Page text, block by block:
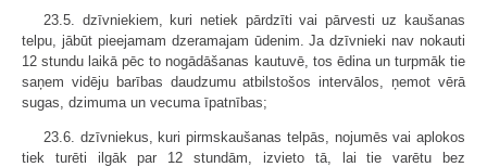
23.5. dzīvniekiem, kuri netiek pārdzīti vai pārvesti uz kaušanas
telpu, jābūt pieejamam dzeramajam ūdenim. Ja dzīvnieki nav nokauti
12 stundu laikā pēc to nogādāšanas kautuvē, tos ēdina un turpmāk tie
saņem vidēju barības daudzumu atbilstošos intervālos, ņemot vērā
sugas, dzimuma un vecuma īpatnības;
23.6. dzīvniekus, kuri pirmskaušanas telpās, nojumēs vai aplokos
tiek turēti ilgāk par 12 stundām, izvieto tā, lai tie varētu bez